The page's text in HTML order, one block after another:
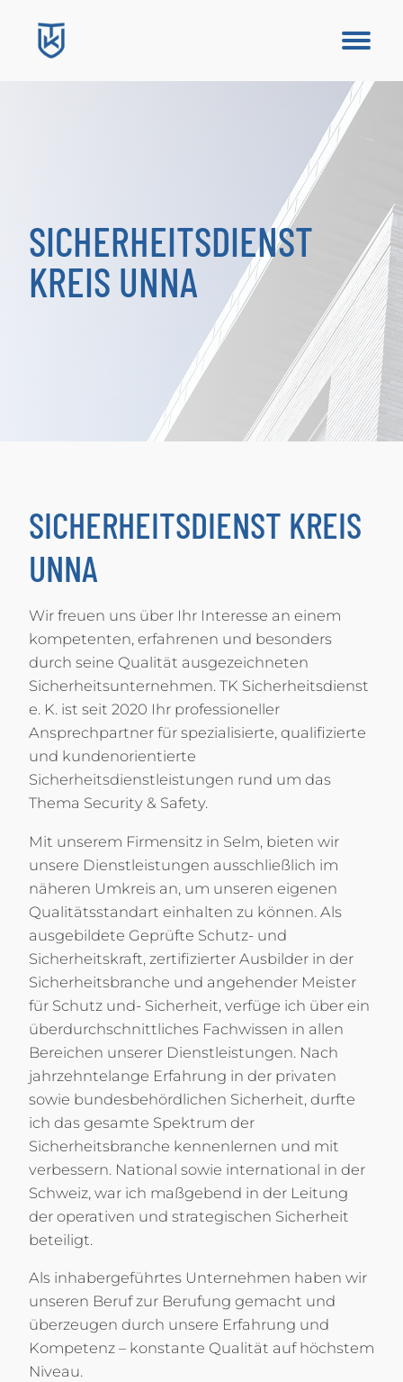
SICHERHEITSDIENST
KREIS UNNA
SICHERHEITSDIENST KREIS
UNNA
Wir freuen uns über Ihr Interesse an einem
kompetenten, erfahrenen und besonders
durch seine Qualität ausgezeichneten
Sicherheitsunternehmen. TK Sicherheitsdienst
e. K. ist seit 2020 Ihr professioneller
Ansprechpartner für spezialisierte, qualifizierte
und kundenorientierte
Sicherheitsdienstleistungen rund um das
Thema Security & Safety.
Mit unserem Firmensitz in Selm, bieten wir
unsere Dienstleistungen ausschließlich im
näheren Umkreis an, um unseren eigenen
Qualitätsstandart einhalten zu können. Als
ausgebildete Geprüfte Schutz- und
Sicherheitskraft, zertifizierter Ausbilder in der
Sicherheitsbranche und angehender Meister
für Schutz und- Sicherheit, verfüge ich über ein
überdurchschnittliches Fachwissen in allen
Bereichen unserer Dienstleistungen. Nach
jahrzehntelange Erfahrung in der privaten
sowie bundesbehördlichen Sicherheit, durfte
ich das gesamte Spektrum der
Sicherheitsbranche kennenlernen und mit
verbessern. National sowie international in der
Schweiz, war ich maßgebend in der Leitung
der operativen und strategischen Sicherheit
beteiligt.
Als inhabergeführtes Unternehmen haben wir
unseren Beruf zur Berufung gemacht und
überzeugen durch unsere Erfahrung und
Kompetenz – konstante Qualität auf höchstem
Niveau.